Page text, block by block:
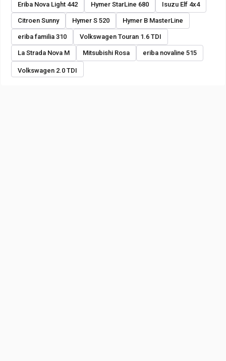
Eriba Nova Light 442 Hymer StarLine 680 Isuzu Elf 4x4
Citroen Sunny Hymer S 520 Hymer B MasterLine
eriba familia 310 Volkswagen Touran 1.6 TDI
La Strada Nova M Mitsubishi Rosa eriba novaline 515
Volkswagen 2.0 TDI